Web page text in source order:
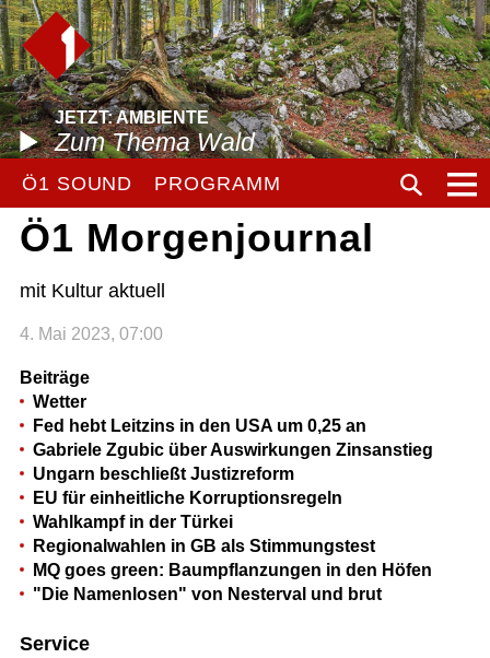
JETZT: AMBIENTE
Zum Thema Wald
Ö1 SOUND PROGRAMM
Ö1 Morgenjournal
mit Kultur aktuell
4. Mai 2023, 07:00
Beiträge
Wetter
Fed hebt Leitzins in den USA um 0,25 an
Gabriele Zgubic über Auswirkungen Zinsanstieg
Ungarn beschließt Justizreform
EU für einheitliche Korruptionsregeln
Wahlkampf in der Türkei
Regionalwahlen in GB als Stimmungstest
MQ goes green: Baumpflanzungen in den Höfen
"Die Namenlosen" von Nesterval und brut
Service